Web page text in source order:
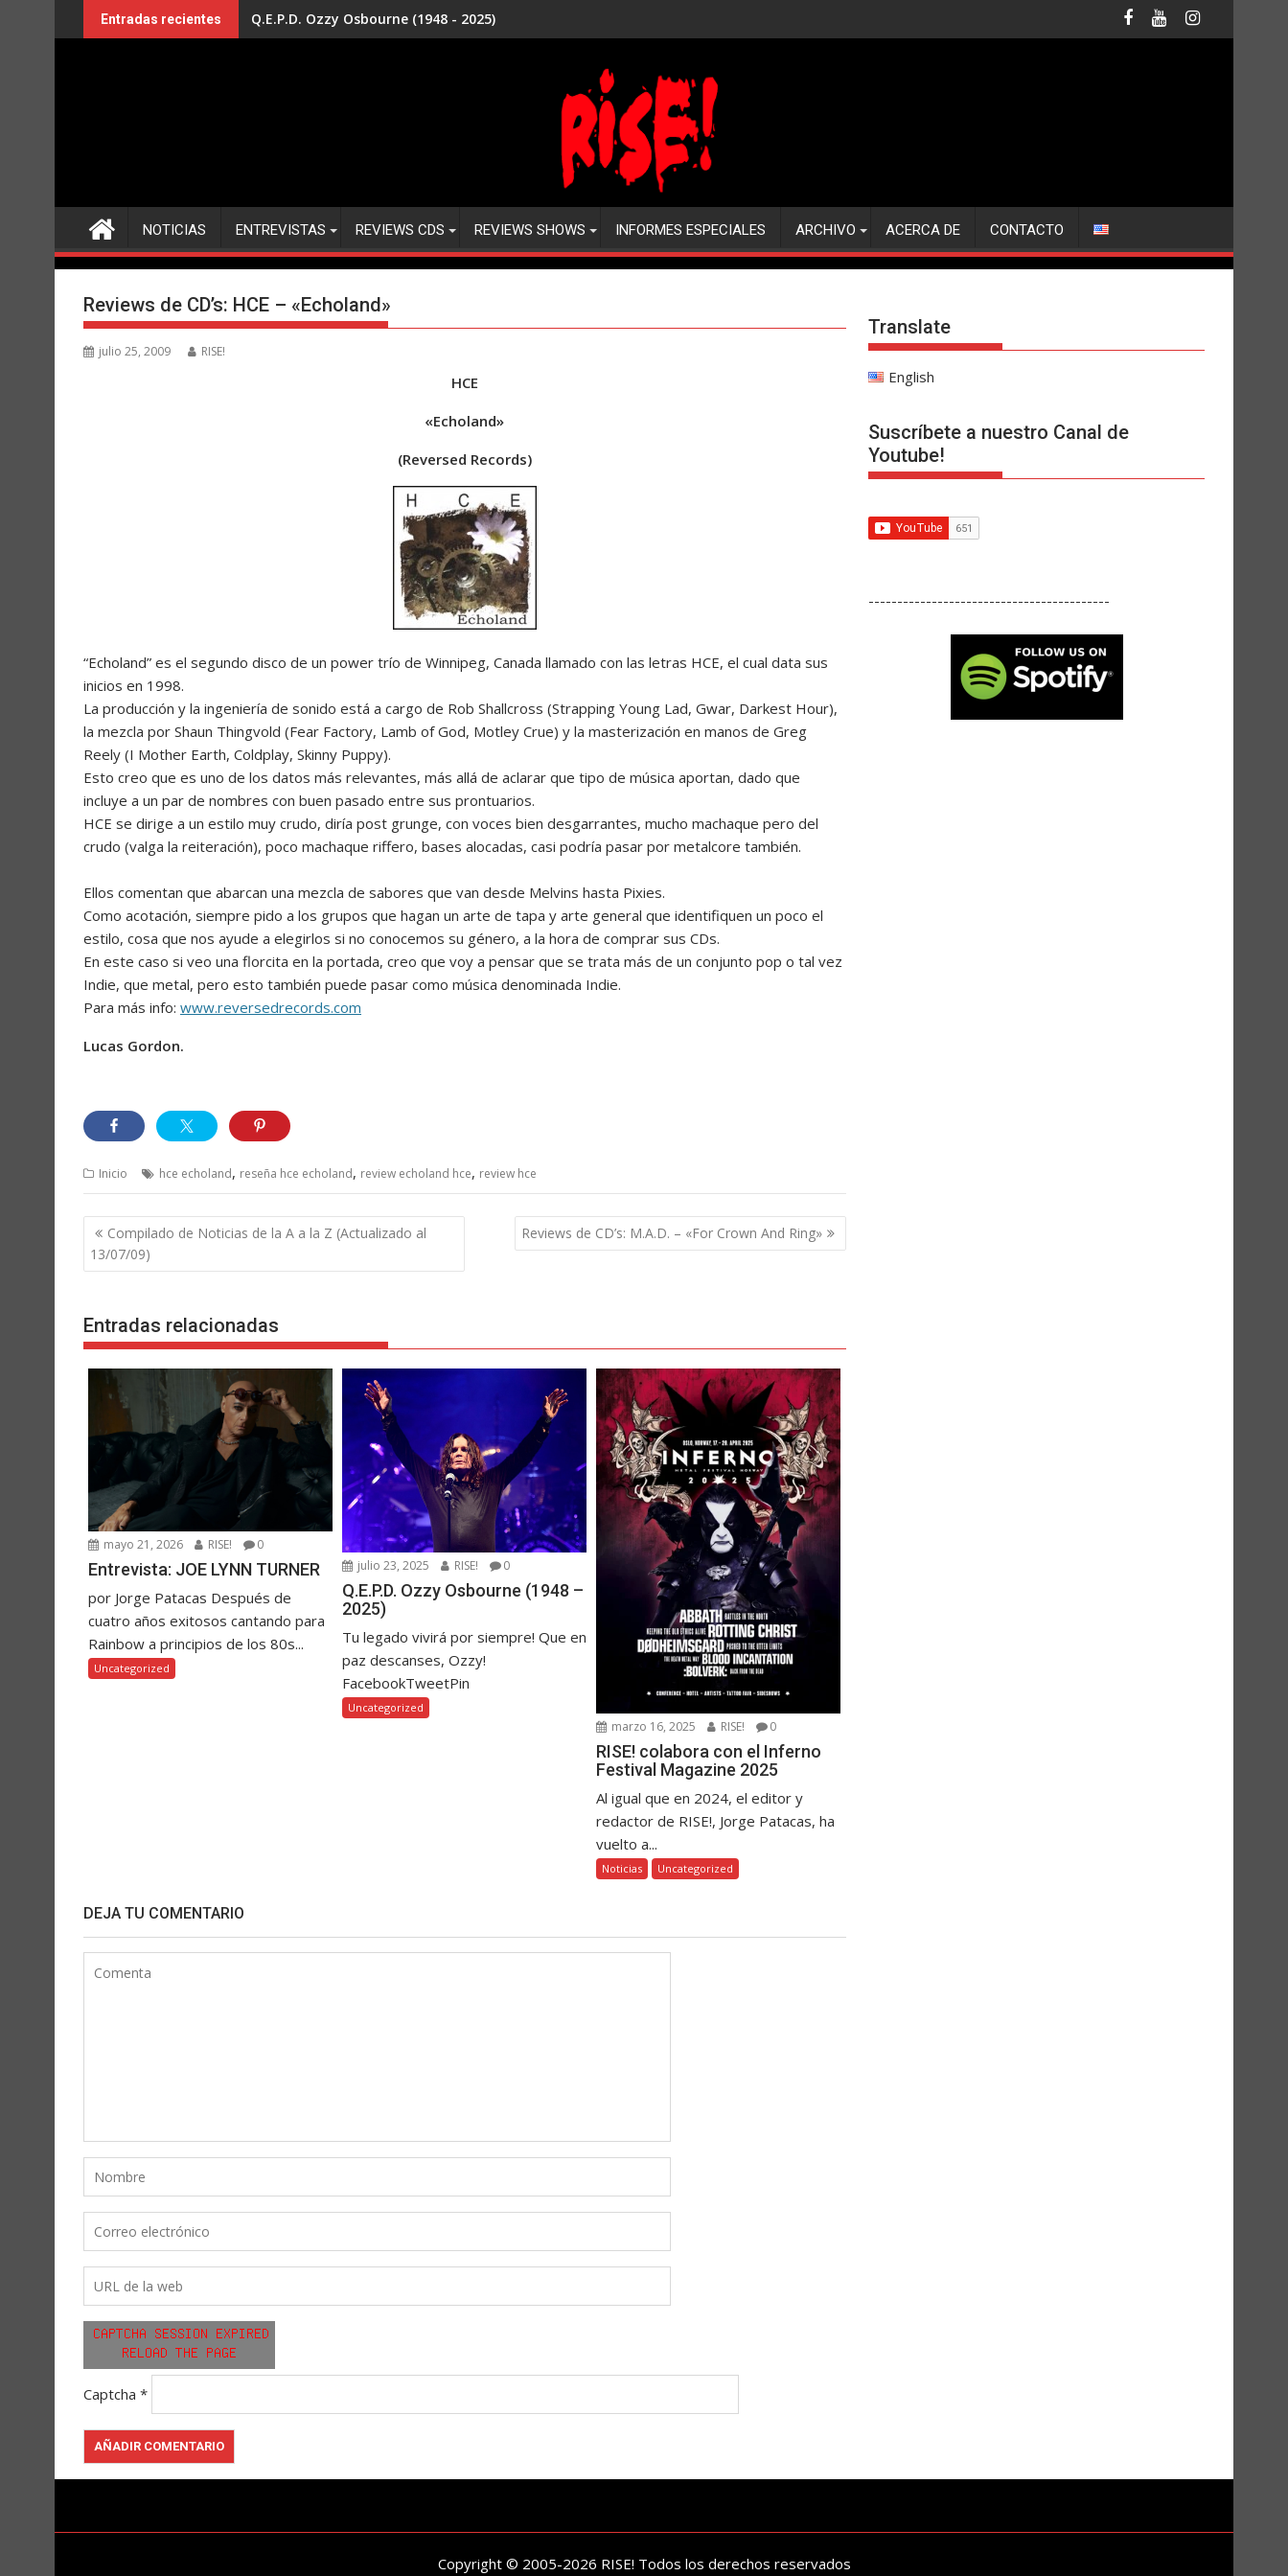
al
Entradas recientes Q.E.P.D. Ozzy Osbourne (1948 - 2025)
NOTICIAS ENTREVISTAS REVIEWS CDS REVIEWS SHOWS INFORMES ESPECIALES ARCHIVO ACERCA DE CONTACTO
Reviews de CD’s: HCE – «Echoland»
julio 25, 2009 RISE!
HCE
«Echoland»
(Reversed Records)
“Echoland” es el segundo disco de un power trío de Winnipeg, Canada llamado con las letras HCE, el cual data sus
inicios en 1998.
La producción y la ingeniería de sonido está a cargo de Rob Shallcross (Strapping Young Lad, Gwar, Darkest Hour),
la mezcla por Shaun Thingvold (Fear Factory, Lamb of God, Motley Crue) y la masterización en manos de Greg
Reely (I Mother Earth, Coldplay, Skinny Puppy).
Esto creo que es uno de los datos más relevantes, más allá de aclarar que tipo de música aportan, dado que
incluye a un par de nombres con buen pasado entre sus prontuarios.
HCE se dirige a un estilo muy crudo, diría post grunge, con voces bien desgarrantes, mucho machaque pero del
crudo (valga la reiteración), poco machaque riffero, bases alocadas, casi podría pasar por metalcore también.
Ellos comentan que abarcan una mezcla de sabores que van desde Melvins hasta Pixies.
Como acotación, siempre pido a los grupos que hagan un arte de tapa y arte general que identifiquen un poco el
estilo, cosa que nos ayude a elegirlos si no conocemos su género, a la hora de comprar sus CDs.
En este caso si veo una florcita en la portada, creo que voy a pensar que se trata más de un conjunto pop o tal vez
Indie, que metal, pero esto también puede pasar como música denominada Indie.
Para más info: www.reversedrecords.com
Lucas Gordon.
Inicio hce echoland, reseña hce echoland, review echoland hce, review hce
Navegación
de
entradas
Compilado de Noticias de la A a la Z (Actualizado al
13/07/09)
Reviews de CD’s: M.A.D. – «For Crown And Ring»
Entradas relacionadas
mayo 21, 2026 RISE! 0
Entrevista: JOE LYNN TURNER
por Jorge Patacas Después de
cuatro años exitosos cantando para
Rainbow a principios de los 80s...
Uncategorized
julio 23, 2025 RISE! 0
Q.E.P.D. Ozzy Osbourne (1948 –
2025)
Tu legado vivirá por siempre! Que en
paz descanses, Ozzy!
FacebookTweetPin
Uncategorized
marzo 16, 2025 RISE! 0
RISE! colabora con el Inferno
Festival Magazine 2025
Al igual que en 2024, el editor y
redactor de RISE!, Jorge Patacas, ha
vuelto a...
Noticias Uncategorized
DEJA TU COMENTARIO
Captcha *
Translate
English
Suscríbete a nuestro Canal de
Youtube!
------------------------------------------
Copyright © 2005-2026 RISE! Todos los derechos reservados